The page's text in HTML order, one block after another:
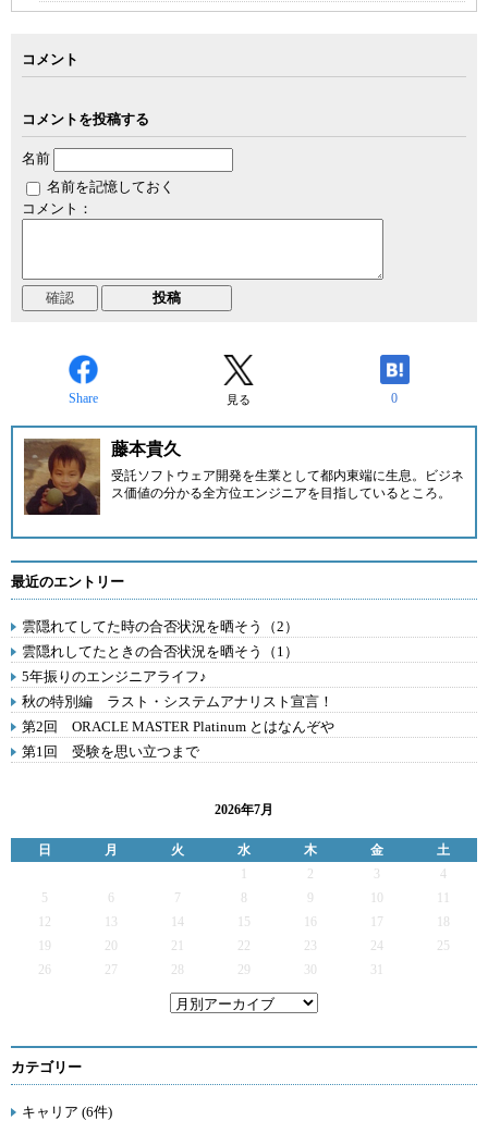
コメント
コメントを投稿する
名前
名前を記憶しておく
コメント：
Share 見る 0
藤本貴久
受託ソフトウェア開発を生業として都内東端に生息。ビジネ
ス価値の分かる全方位エンジニアを目指しているところ。
最近のエントリー
雲隠れてしてた時の合否状況を晒そう（2）
雲隠れしてたときの合否状況を晒そう（1）
5年振りのエンジニアライフ♪
秋の特別編 ラスト・システムアナリスト宣言！
第2回 ORACLE MASTER Platinum とはなんぞや
第1回 受験を思い立つまで
2026年7月
日 月 火 水 木 金
土
2 3
4
5
6 7 9
12
13 14 15 16 17
19
20 21 22 23 24
25
26
27 28 29 30 31
カテゴリー
キャリア (6件)